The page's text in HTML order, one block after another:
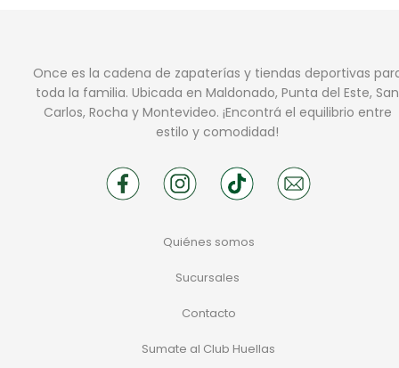
Once es la cadena de zapaterías y tiendas deportivas
toda la familia. Ubicada en Maldonado, Punta del Este, San
Carlos, Rocha y Montevideo. ¡Encontrá el equilibrio entre
estilo y comodidad!
Quiénes somos
Sucursales
Contacto
Sumate al Club Huellas